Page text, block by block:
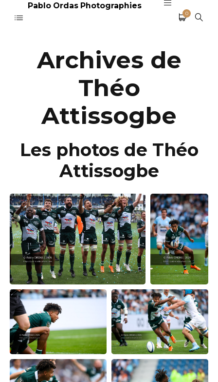
Pablo Ordas Photographies
0
Archives de
Théo
Attissogbe
Les photos de Théo
Attissogbe